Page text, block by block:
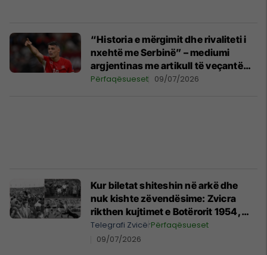
“Historia e mërgimit dhe rivaliteti i
nxehtë me Serbinë” – mediumi
argjentinas me artikull të veçantë
për Granit Xhakën
Përfaqësueset 09/07/2026
Kur biletat shiteshin në arkë dhe
nuk kishte zëvendësime: Zvicra
rikthen kujtimet e Botërorit 1954,
kur luajti në çerekfinale
Telegrafi ZvicërPërfaqësueset
09/07/2026